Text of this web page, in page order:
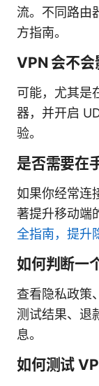
流。不同路由
方指南。
VPN 会不会
可能，尤其是
器，并开启
验。
是否需要在
如果你经常连
著提升移动端
全指南，提升
如何判断一
查看隐私政策
测试结果、退
息。
如何测试